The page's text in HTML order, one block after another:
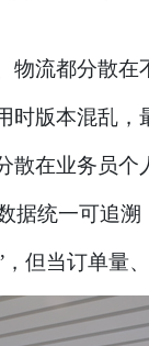
物流都分散在
时版本混乱，
散在业务员
据统一可追溯
但当订单量